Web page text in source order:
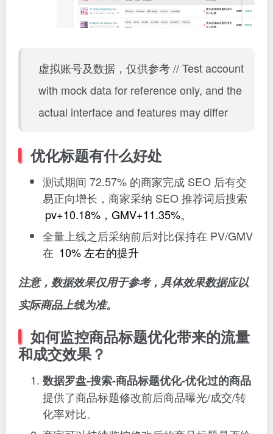
虚拟账号及数据，仅供参考 // Test account
with mock data for reference only, and the
actual interface and features may differ
优化标题有什么好处
测试期间 72.57% 的商家完成 SEO 后有交
易正向增长，商家采纳 SEO 推荐词后搜索
pv+10.18%，GMV+11.35%。
全量上线之后采纳前后对比保持在 PV/GMV
在 10% 左右的提升
注意，数据效果仅用于参考，具体效果数据应以
实际商品上线为准。
如何监控商品标题优化带来的流量
和成交效果？
数据罗盘-搜索-商品标题优化-优化过的商品
提供了商品标题修改前后商品曝光/成交/转
化率对比。